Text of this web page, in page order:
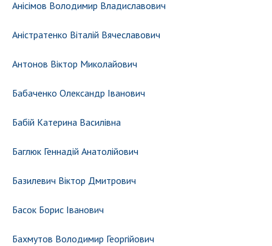
Відкрита наука в НАН України
Робота з молоддю
Міжнародні угоди
Міжнародні програми та конкурси
Державний бюджет НАН України
Анісімов Володимир Владиславович
Аністратенко Віталій Вячеславович
Антонов Віктор Миколайович
Бабаченко Олександр Іванович
Бабій Катерина Василівна
Баглюк Геннадій Анатолійович
Базилевич Віктор Дмитрович
Басок Борис Іванович
Бахмутов Володимир Георгійович